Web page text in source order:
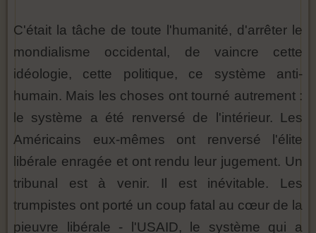
C'était la tâche de toute l'humanité, d'arrêter le
mondialisme occidental, de vaincre cette
idéologie, cette politique, ce système anti-
humain. Mais les choses ont tourné autrement :
le système a été renversé de l'intérieur. Les
Américains eux-mêmes ont renversé l'élite
libérale enragée et ont rendu leur jugement. Un
tribunal est à venir. Il est inévitable. Les
trumpistes ont porté un coup fatal au cœur de la
pieuvre libérale - l'USAID, le système qui a